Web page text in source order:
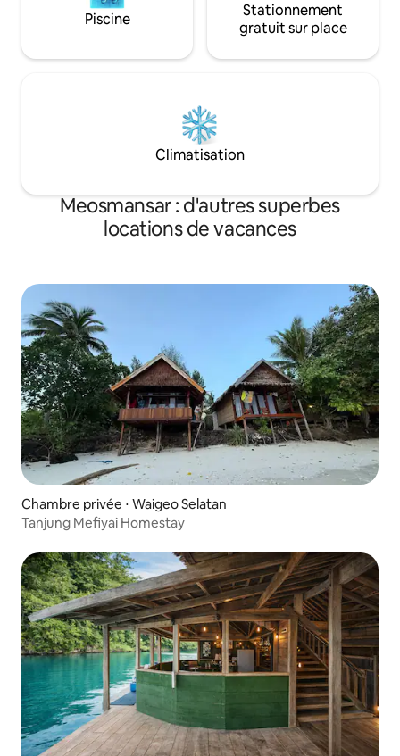
Piscine
Stationnement
gratuit sur place
Climatisation
Meosmansar : d'autres superbes
locations de vacances
Chambre privée ⋅ Waigeo Selatan
Tanjung Mefiyai Homestay